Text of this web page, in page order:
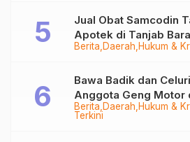
Berita Daerah Hukum &
Jual Obat Samcodin
Apotek di Tanjab
Berita Daerah Hukum &
Terkini
Bawa Badik dan
Anggota Geng Motor
Diringkus